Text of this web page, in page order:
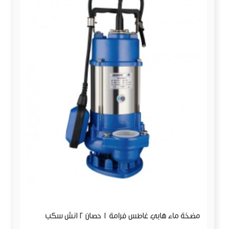
مضخة ماء هابي غاطس فرامة 1 حصان 2 انش سكب